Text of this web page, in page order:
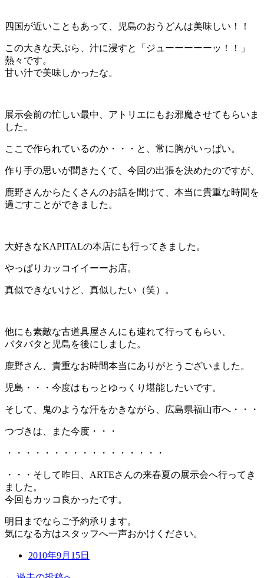
四国が近いこともあって、児島のおうどんは美味しい！！
この大きな天ぷら、汁に浸すと「ジューーーーーッ！！」
熱々です。
甘い汁で美味しかったな。
展示会前の忙しい最中、アトリエにもお邪魔させてもらいま
した。
ここで作られているのか・・・と、常に胸がいっぱい。
作り手の思いが聞きたくて、今回の出張を決めたのですが、
鹿野さんからたくさんのお話を聞けて、本当に貴重な時間を
過ごすことができました。
大好きなKAPITALの本店にも行ってきました。
やっぱりカッコイイーーお店。
真似できないけど、真似したい（笑）。
他にも素敵な古道具屋さんにも連れて行ってもらい、
バタバタと児島を後にしました。
鹿野さん、貴重なお時間本当にありがとうございました。
児島・・・今度はもっとゆっくり堪能したいです。
そして、鬼のような汗をかきながら、広島県福山市へ・・・
つづきは、また今度・・・
・・・・・・・・・・・・・・・・・
・・・そして昨日、ARTEさんの来春夏の展示会へ行ってき
ました。
今回もカッコ良かったです。
明日までならご予約承ります。
気になる方はスタッフへ一声おかけください。
2010年9月15日